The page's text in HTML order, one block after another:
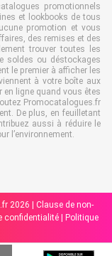
promotionnels
et lookbooks de tous
promotion et vous
des remises et des
trouver toutes les
soldes ou déstockages
le premier à afficher les
à votre boîte aux
en ligne quand vous êtes
Promocatalogues.fr
De plus, en feuilletant
aussi à réduire le
l’environnement.
2026 | Clause de non-
confidentialité
Politique